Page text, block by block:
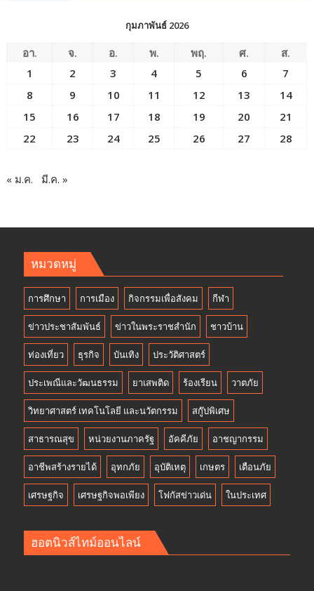
กุมภาพันธ์ 2026
อา. จ. อ. พ. พฤ. ศ.
ส.
1
2 3 4 5 6
7
8
9 10 11 12 13
14
15
16 17 18 19 20
21
22
23 24 25 26 27 28
« ม.ค. มี.ค. »
หมวดหมู่
การศึกษา การเมือง กิจกรรมเพื่อสังคม กีฬา
ข่าวประชาสัมพันธ์ ข่าวในพระราชสำนัก ชาวบ้าน
ท่องเที่ยว ธุรกิจ บันเทิง ประวัติศาสตร์
ประเพณีและวัฒนธรรม ยาเสพติด ร้องเรียน วาตภัย
วิทยาศาสตร์ เทคโนโลยี และนวัตกรรม สกู๊ปพิเศษ
สาธารณสุข หน่วยงานภาครัฐ อัคคีภัย อาชญากรรม
อาชีพสร้างรายได้ อุทกภัย อุบัติเหตุ เกษตร เตือนภัย
เศรษฐกิจ เศรษฐกิจพอเพียง โฟกัสข่าวเด่น ในประเทศ
ฮอตนิวส์ไทม์ออนไลน์